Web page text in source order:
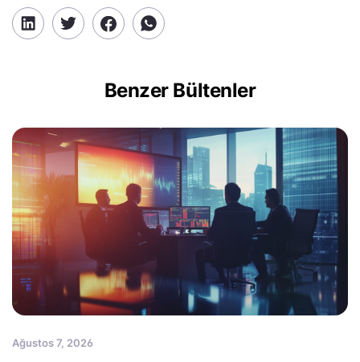
Benzer Bültenler
Ağustos 7, 2026